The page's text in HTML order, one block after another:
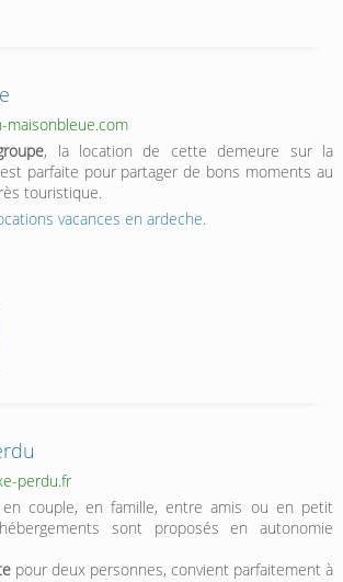
maisonbleue.com
, la location de cette demeure sur la
parfaite pour partager de bons moments au
touristique.
vacances en ardeche.
perdu.fr
en couple, en famille, entre amis ou en petit
sont proposés en autonomie
pour deux personnes, convient parfaitement à